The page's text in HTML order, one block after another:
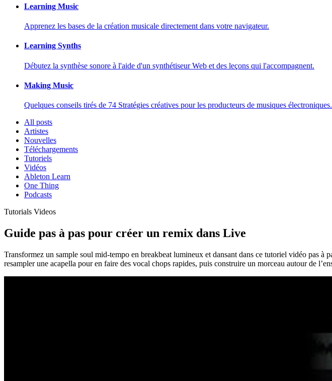
Learning Music
Apprenez les bases de la création musicale directement dans votre navigateur.
Learning Synths
Débutez la synthèse sonore à l'aide d'un synthétiseur Web et des leçons qui l'accompagnent.
Making Music
Quelques conseils tirés de 74 Stratégies créatives pour les producteurs de musiques électroniques.
All posts
Artistes
Nouvelles
Téléchargements
Tutoriels
Vidéos
Ableton Learn
One Thing
Podcasts
Tutorials Videos
Guide pas à pas pour créer un remix dans Live
Transformez un sample soul mid-tempo en breakbeat lumineux et dansant dans ce tutoriel vidéo pas à
resampler une acapella pour en faire des vocal chops rapides, puis construire un morceau autour de